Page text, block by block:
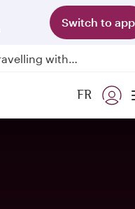
Switch to app
Passengers flying between Doha and Auckland on QR914 and QR915
18 June 2026: Updates on Travelling with Power Banks
FR